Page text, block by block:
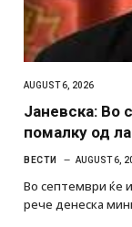
AUGUST 6, 2026
Јаневска: Во
помалку од
ВЕСТИ AUGUST 6,
Во септември ќе
рече денеска